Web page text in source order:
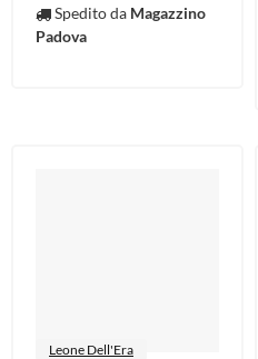
Spedito da Magazzino
Padova
Leone Dell'Era